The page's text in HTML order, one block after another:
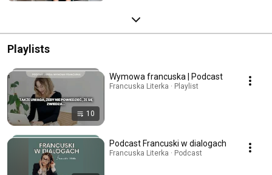
Playlists
10
Wymowa francuska | Podcast
Francuska Literka · Playlist
Podcast Francuski w dialogach
Francuska Literka · Podcast